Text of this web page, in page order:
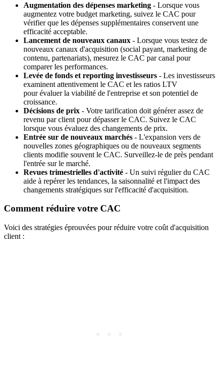
Augmentation des dépenses marketing - Lorsque vous
augmentez votre budget marketing, suivez le CAC pour
vérifier que les dépenses supplémentaires conservent une
efficacité acceptable.
Lancement de nouveaux canaux - Lorsque vous testez de
nouveaux canaux d'acquisition (social payant, marketing de
contenu, partenariats), mesurez le CAC par canal pour
comparer les performances.
Levée de fonds et reporting investisseurs - Les investisseurs
examinent attentivement le CAC et les ratios LTV
pour évaluer la viabilité de l'entreprise et son potentiel de
croissance.
Décisions de prix - Votre tarification doit générer assez de
revenu par client pour dépasser le CAC. Suivez le CAC
lorsque vous évaluez des changements de prix.
Entrée sur de nouveaux marchés - L'expansion vers de
nouvelles zones géographiques ou de nouveaux segments
clients modifie souvent le CAC. Surveillez-le de près pendant
l'entrée sur le marché.
Revues trimestrielles d'activité - Un suivi régulier du CAC
aide à repérer les tendances, la saisonnalité et l'impact des
changements stratégiques sur l'efficacité d'acquisition.
Comment réduire votre CAC
Voici des stratégies éprouvées pour réduire votre coût d'acquisition
client :